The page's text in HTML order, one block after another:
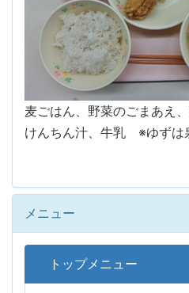
麦ごはん、野菜のごまあえ
けんちん汁、牛乳 ※ゆずは
メニュー
トップメニュー